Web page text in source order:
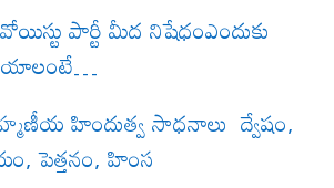
పార్టీ మీద నిషేధంఎందుకు
హిందుత్వ సాధనాలు ద్వేషం,
పెత్తనం, హింస